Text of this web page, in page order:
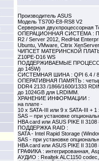
Производитель ASUS
Модель TS700-E8-RS8 V2
Серверная двухпроцессорная
ОПЕРАЦИОННАЯ СИСТЕМА :
R2 / Server 2012, RedHat
Ubuntu, VMware, Citrix XenServer
ЧИПСЕТ МАТЕРИНСКОЙ ПЛАТЫ :
Z10PE-D16 WS
ПОДДЕРЖИВАЕМЫЕ
до 145W)
СИСТЕМНАЯ ШИНА : QPI 6.4 /
ОПЕРАТИВНАЯ ПАМЯТЬ :
DDR4 2133 /1866/1600/1333
до 1024GB для LRDIMM.
ХРАНЕНИЕ ИНФОРМАЦИИ :
на плате -
10 x SATA-III или 9 x SATA-III + 1
SAS – при установке
HBA card или ASUS PIKE II
ПОДДЕРЖКА RAID :
SATA - Intel Rapid Storage
SAS - при установке
HBA card или ASUS PIKE II
ГРАФИКА : интегрированная,
АУДИО : Realtek ALC1150